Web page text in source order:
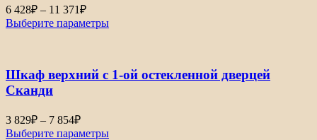
6 428₽ – 11 371₽Диапазон
цен:
6
11
Выберите параметры
Шкаф верхний с 1-ой остекленной дверцей
Сканди
3 829₽ – 7 854₽Диапазон
цен:
Выберите параметры